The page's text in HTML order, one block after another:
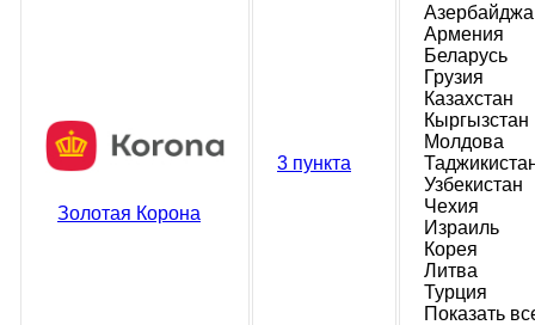
Золотая Корона
3 пункта
Армения
Беларусь
Грузия
Казахстан
Кыргызстан
Молдова
Узбекистан
Чехия
Израиль
Корея
Литва
Турция
Показать